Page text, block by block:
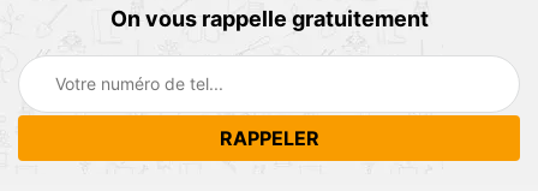
On vous rappelle gratuitement